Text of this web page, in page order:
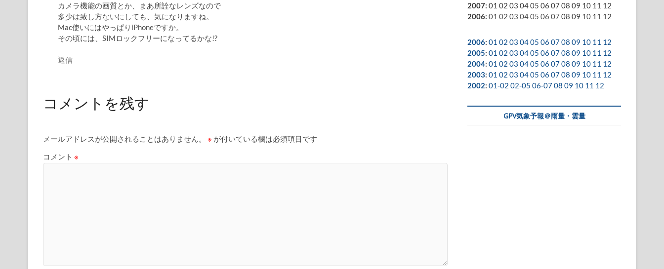
カメラ機能の画質とか、まあ所詮なレンズなので
多少は致し方ないにしても、気になりますね。
Mac使いにはやっぱりiPhoneですか。
その頃には、SIMロックフリーになってるかな!?
返信
コメントを残す
メールアドレスが公開されることはありません。 ※ が付いている欄は必須項目です
コメント ※
2007: 01 02 03 0405 06 07 08 09 10 11 12
2006: 01 02 03 0405 06 07 08 09 10 11 12
2006: 01 02 03 0405 06 0708 09 10 11 12
2005: 01 02 03 0405 06 0708 09 10 11 12
2004: 01 02 03 0405 06 0708 09 10 11 12
2003: 01 02 03 0405 06 0708 09 10 11 12
2002: 01-02 02-05 06-0708 09 10 11 12
GPV気象予報＠雨量・雲量